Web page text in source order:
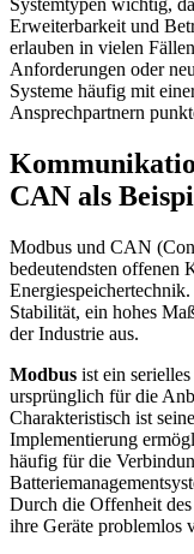
Erweiterbarkeit und
erlauben in vielen
Anforderungen oder
Systeme häufig mit
Ansprechpartnern
CAN als
Modbus und CAN
bedeutendsten offenen
Stabilität, ein hohes
der Industrie aus.
Modbus ist ein
ursprünglich für die
Charakteristisch ist
Implementierung
häufig für die
Durch die Offenheit
ihre Geräte problemlos